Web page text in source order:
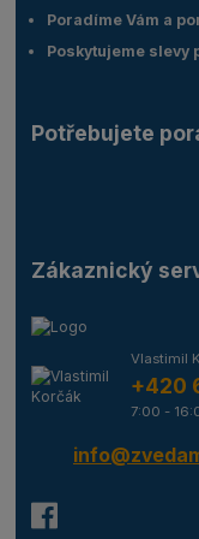
Poradíme Vám a
Poskytujeme slevy
Potřebujete
Zákaznický
Vlastimil
+420
7:00 -